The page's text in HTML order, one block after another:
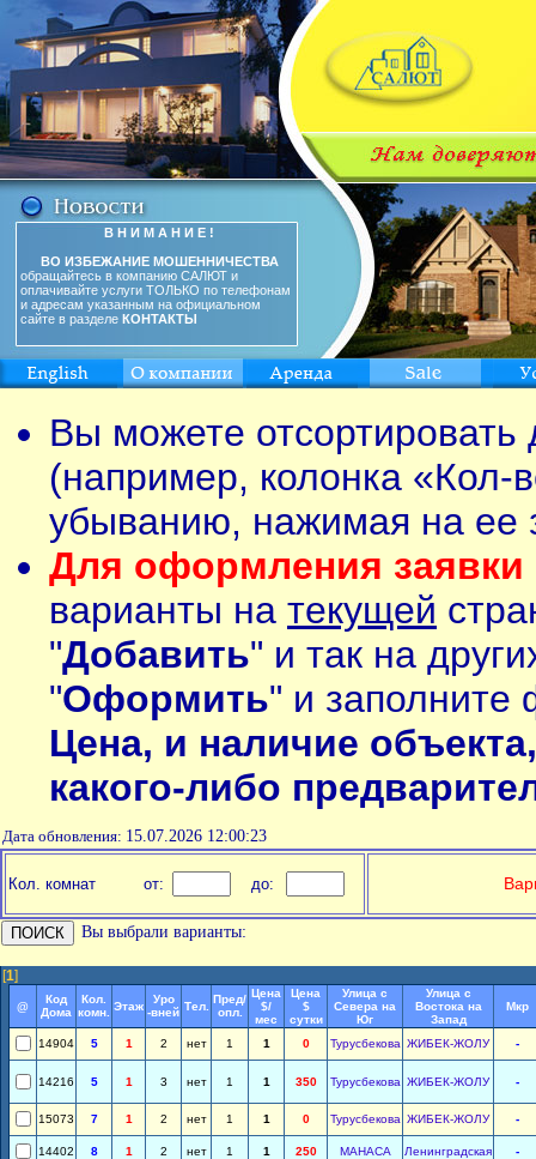
В Н И М А Н И Е !
ВО ИЗБЕЖАНИЕ МОШЕННИЧЕСТВА
обращайтесь в компанию САЛЮТ и
оплачивайте услуги ТОЛЬКО по телефонам
и адресам указанным на официальном
сайте в разделе КОНТАКТЫ
Вы можете
(например, колонка «Кол-
убыванию, нажимая на ее
Для оформления заявки
варианты на текущей
"Добавить" и так на
"Оформить" и заполните
Цена, и наличие
какого-либо
Дата обновления: 15.07.2026 12:00:23
Кол. комнат от: до:
Вы выбрали варианты:
[1]
@
Код
Дома
Кол.
комн. Этаж
Уро
-вней Тел.
Пред/
опл.
Цена
$/
мес
Цена
$
сутки
Улица с
Севера на
Юг
Улица с
Востока на
Запад
Мкр
14904 5 1 2 нет 1 1 0 Турусбекова ЖИБЕК-ЖОЛУ -
14216 5 1 3 нет 1 1 350 Турусбекова ЖИБЕК-ЖОЛУ -
15073 7 1 2 нет 1 1 0 Турусбекова ЖИБЕК-ЖОЛУ -
14402 8 1 2 нет 1 1 250 МАНАСА Ленинградская -